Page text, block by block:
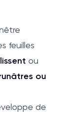
feuilles
ou
ou
de